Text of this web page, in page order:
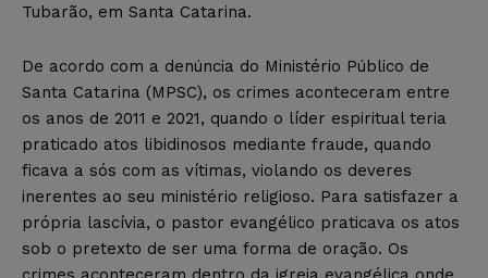
Tubarão, em Santa Catarina.​
De acordo com a denúncia do Ministério Público de
Santa Catarina (MPSC), os crimes aconteceram entre
os anos de 2011 e 2021, quando o líder espiritual teria
praticado atos libidinosos mediante fraude, quando
ficava a sós com as vítimas, violando os deveres
inerentes ao seu ministério religioso. Para satisfazer a
própria lascívia, o pastor evangélico praticava os atos
sob o pretexto de ser uma forma de oração. Os